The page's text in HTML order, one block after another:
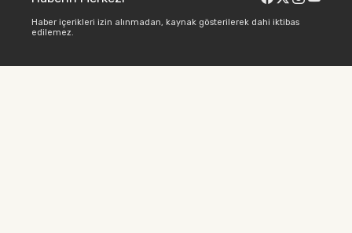
Haber içerikleri izin alınmadan, kaynak gösterilerek dahi iktibas
edilemez.